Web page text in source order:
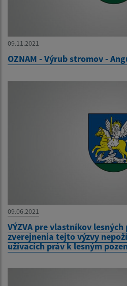
09.11.2021
OZNAM - Výrub stromov -
09.06.2021
VÝZVA pre vlastníkov
zverejnenia tejto výzvy
užívacích práv k lesným